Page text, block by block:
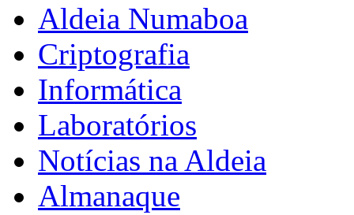
Aldeia Numaboa
Criptografia
Informática
Laboratórios
Notícias na Aldeia
Almanaque